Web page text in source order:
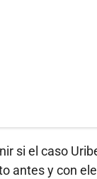
si el caso
antes y con